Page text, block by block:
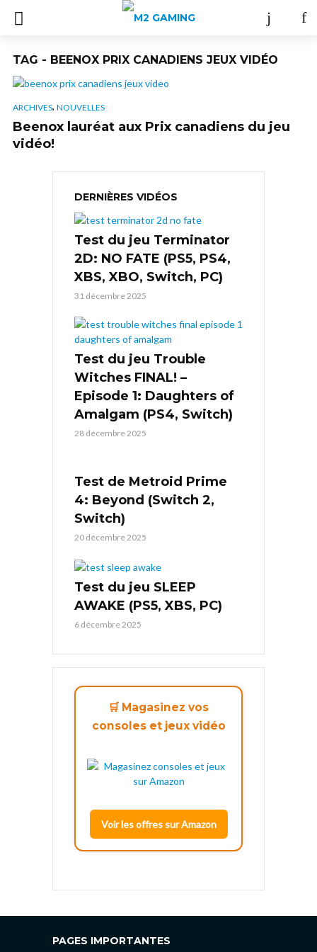
TAG - BEENOX PRIX CANADIENS JEUX VIDÉO
ARCHIVES, NOUVELLES
Beenox lauréat aux Prix canadiens du jeu
vidéo!
DERNIÈRES VIDÉOS
Test du jeu Terminator
2D: NO FATE (PS5, PS4,
XBS, XBO, Switch, PC)
31 décembre 2025
Test du jeu Trouble
Witches FINAL! –
Episode 1: Daughters of
Amalgam (PS4, Switch)
28 décembre 2025
Test de Metroid Prime
4: Beyond (Switch 2,
Switch)
20 décembre 2025
Test du jeu SLEEP
AWAKE (PS5, XBS, PC)
6 décembre 2025
🛒 Magasinez vos
consoles et jeux vidéo
Voir les offres sur Amazon
PAGES IMPORTANTES